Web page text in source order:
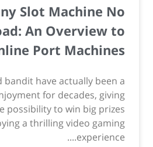
Slot Machine No
An Overview to
Port Machines
bandit have actually been a
for decades, giving
possibility to win big prizes
a thrilling video gaming
experience....